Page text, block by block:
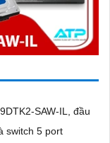
SAW-IL, đầu
switch 5 port